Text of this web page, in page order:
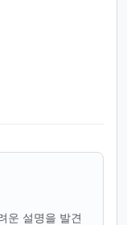
운 설명을 발견